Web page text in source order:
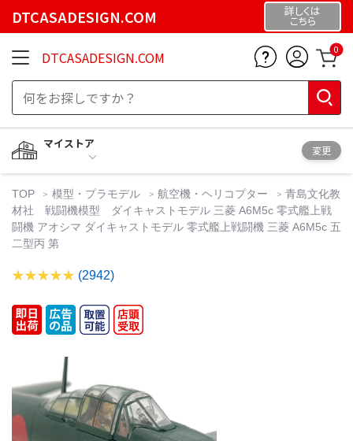
DTCASADESIGN.COM 詳しくは
こちら
DTCASADESIGN.COM 0
マイストア
変更
TOP 模型・プラモデル 航空機・ヘリコプター
青島文化教
材社 戦闘機模型 ダイキャストモデル 三菱 A6M5c 零式艦上戦
闘機 アオシマ ダイキャストモデル 零式艦上戦闘機 三菱 A6M5c 五
二型丙 第
(2942)